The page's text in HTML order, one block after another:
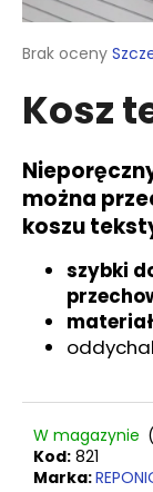
Średnia
produktu
wynosi
na
5
gwiazdek.
Brak oceny
Kosz
można
koszu
szybki
W magazynie
Kod: 821
Marka:
P
o
l
UNIWERSALNA
ŁBEM